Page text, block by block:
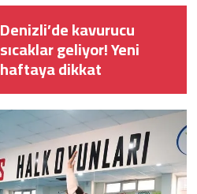
Denizli’de kavurucu
sıcaklar geliyor! Yeni
haftaya dikkat